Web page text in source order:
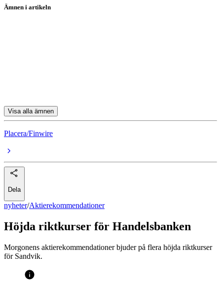
Ämnen i artikeln
Visa alla ämnen
Placera/Finwire
Dela
nyheter/Aktierekommendationer
Höjda riktkurser för Handelsbanken
Morgonens aktierekommendationer bjuder på flera höjda riktkurser
för Sandvik.